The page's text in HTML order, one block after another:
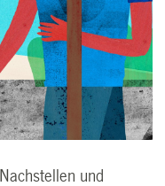
und